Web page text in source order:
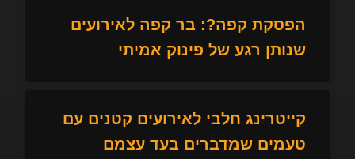
הפסקת קפה?: בר קפה לאירועים
שנותן רגע של פינוק אמיתי
קייטרינג חלבי לאירועים קטנים עם
טעמים שמדברים בעד עצמם